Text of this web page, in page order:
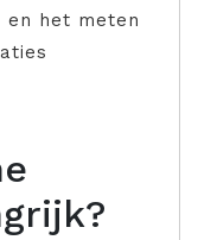
het meten